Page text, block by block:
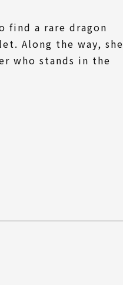
find a rare dragon
Along the way, she
who stands in the